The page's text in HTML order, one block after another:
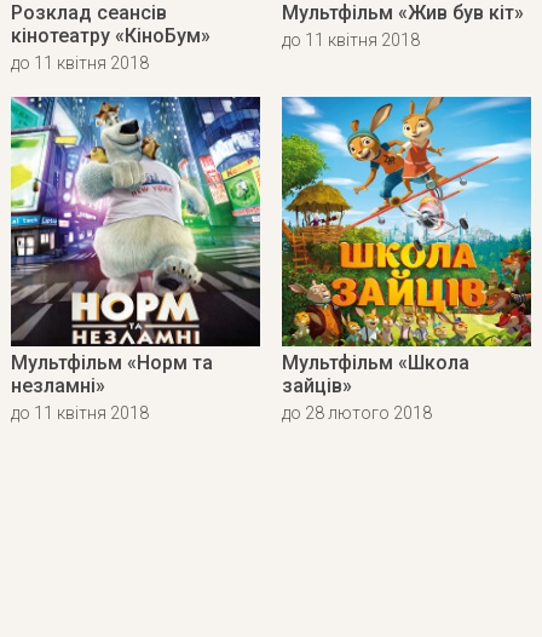
Розклад сеансів
кінотеатру «КіноБум»
до 11 квітня 2018
Мультфільм «Жив був кіт»
до 11 квітня 2018
Мультфільм «Норм та
незламні»
до 11 квітня 2018
Мультфільм «Школа
зайців»
до 28 лютого 2018